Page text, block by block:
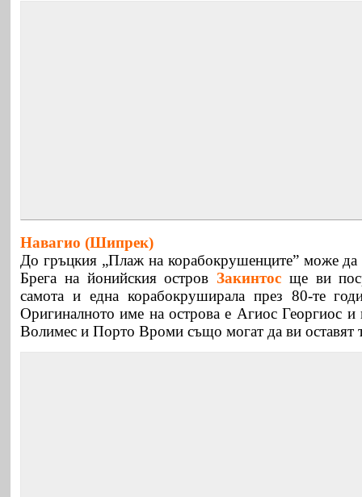
Навагио (Шипрек)
До гръцкия „Плаж на корабокрушенците” може да
Брега на йонийския островЗакинтос ще ви
самота и една корабокруширала през 80-те
Оригиналното име на острова е Агиос Георгиос и
Волимес и Порто Вроми също могат да ви оставят